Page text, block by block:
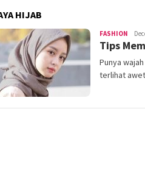
HIJAB
FASHION
Tips
Punya
terlihat